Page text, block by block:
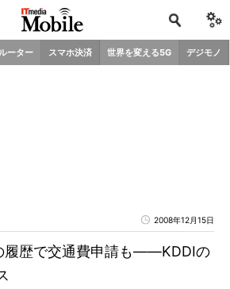
ーター スマホ決済 世界を変える5G デジモノ
2008年12月15日
履歴で交通費申請も――KDDIの